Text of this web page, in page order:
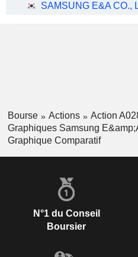
SAMSUNG E&A CO.,
Bourse Actions
Action
Graphiques Samsung
Graphique Comparatif
N°1 du Conseil
Boursier